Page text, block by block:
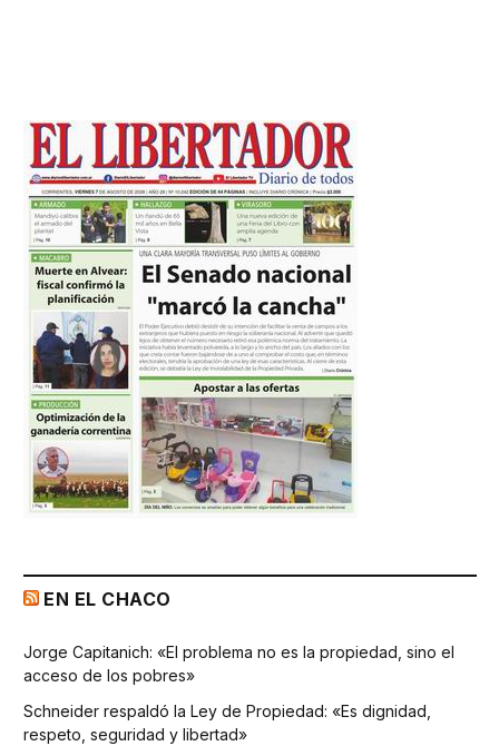
EN EL CHACO
Jorge Capitanich: «El problema no es la propiedad, sino el
acceso de los pobres»
Schneider respaldó la Ley de Propiedad: «Es dignidad,
respeto, seguridad y libertad»